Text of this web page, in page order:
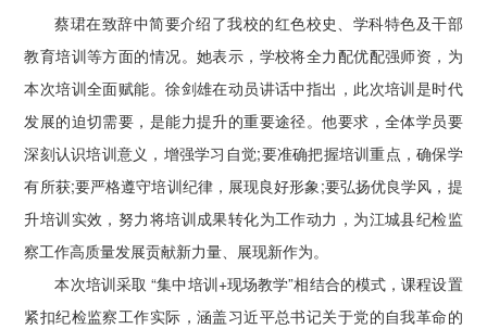
蔡珺在致辞中简要介绍了我校的红色校史、学科特色及干部
教育培训等方面的情况。她表示，学校将全力配优配强师资，为
本次培训全面赋能。徐剑雄在动员讲话中指出，此次培训是时代
发展的迫切需要，是能力提升的重要途径。他要求，全体学员要
深刻认识培训意义，增强学习自觉;要准确把握培训重点，确保学
有所获;要严格遵守培训纪律，展现良好形象;要弘扬优良学风，提
升培训实效，努力将培训成果转化为工作动力，为江城县纪检监
察工作高质量发展贡献新力量、展现新作为。
本次培训采取 “集中培训+现场教学”相结合的模式，课程设置
紧扣纪检监察工作实际，涵盖习近平总书记关于党的自我革命的